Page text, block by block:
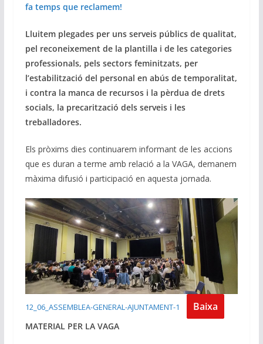
fa temps que reclamem!
Lluitem plegades per uns serveis públics de qualitat,
pel reconeixement de la plantilla i de les categories
professionals, pels sectors feminitzats, per
l’estabilització del personal en abús de temporalitat,
i contra la manca de recursos i la pèrdua de drets
socials, la precarització dels serveis i les
treballadores.
Els pròxims dies continuarem informant de les accions
que es duran a terme amb relació a la VAGA, demanem
màxima difusió i participació en aquesta jornada.
12_06_ASSEMBLEA-GENERAL-AJUNTAMENT-1 Baixa
MATERIAL PER LA VAGA